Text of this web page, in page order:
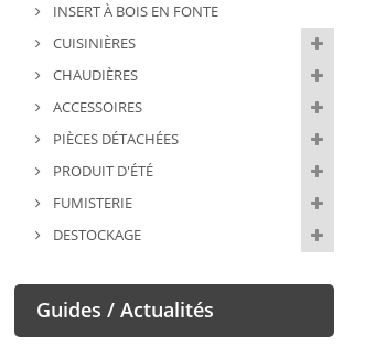
INSERT À BOIS EN FONTE
CUISINIÈRES
CHAUDIÈRES
ACCESSOIRES
PIÈCES DÉTACHÉES
PRODUIT D'ÉTÉ
FUMISTERIE
DESTOCKAGE
Guides / Actualités